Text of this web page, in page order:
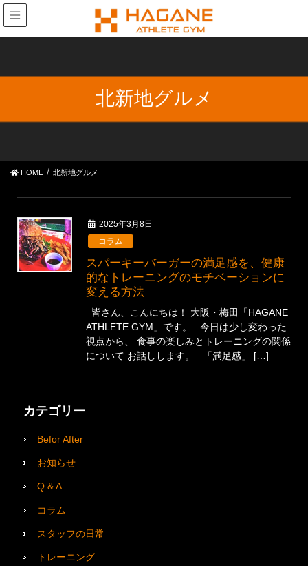
北新地グルメ
HOME 北新地グルメ
2025年3月8日
コラム
スパーキーバーガーの満足感を、健康
的なトレーニングのモチベーションに
変える方法
皆さん、こんにちは！ 大阪・梅田「HAGANE
ATHLETE GYM」です。 今日は少し変わった
視点から、 食事の楽しみとトレーニングの関係
について お話しします。 「満足感」 […]
カテゴリー
Befor After
お知らせ
Q & A
コラム
スタッフの日常
トレーニング